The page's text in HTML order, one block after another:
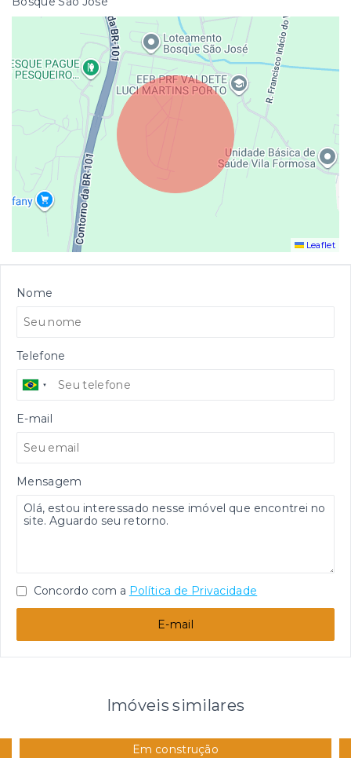
Leaflet
Nome
Telefone
E-mail
Mensagem
Concordo com a Política de Privacidade
E-mail
Imóveis similares
Em construção